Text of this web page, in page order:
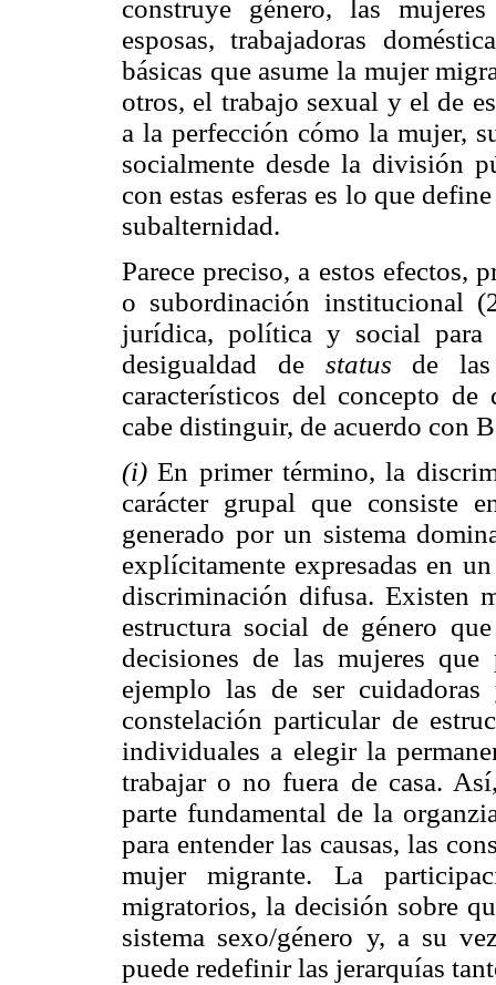
construye género, las
esposas, trabajadoras
básicas que asume la mujer
otros, el trabajo sexual y el de
a la perfección cómo la mujer,
socialmente desde la división
con estas esferas es lo que
subalternidad.
Parece preciso, a estos
o subordinación institucional
jurídica, política y social para
desigualdad de status de las
característicos del concepto
cabe distinguir, de acuerdo con
(i)En primer término, la
carácter grupal que consiste
generado por un sistema
explícitamente expresadas en
discriminación difusa. Existen
estructura social de género
decisiones de las mujeres que
ejemplo las de ser
constelación particular de
individuales a elegir la
trabajar o no fuera de casa.
parte fundamental de la
para entender las causas, las
mujer migrante. La
migratorios, la decisión sobre
sistema sexo/género y, a su
puede redefinir las jerarquías